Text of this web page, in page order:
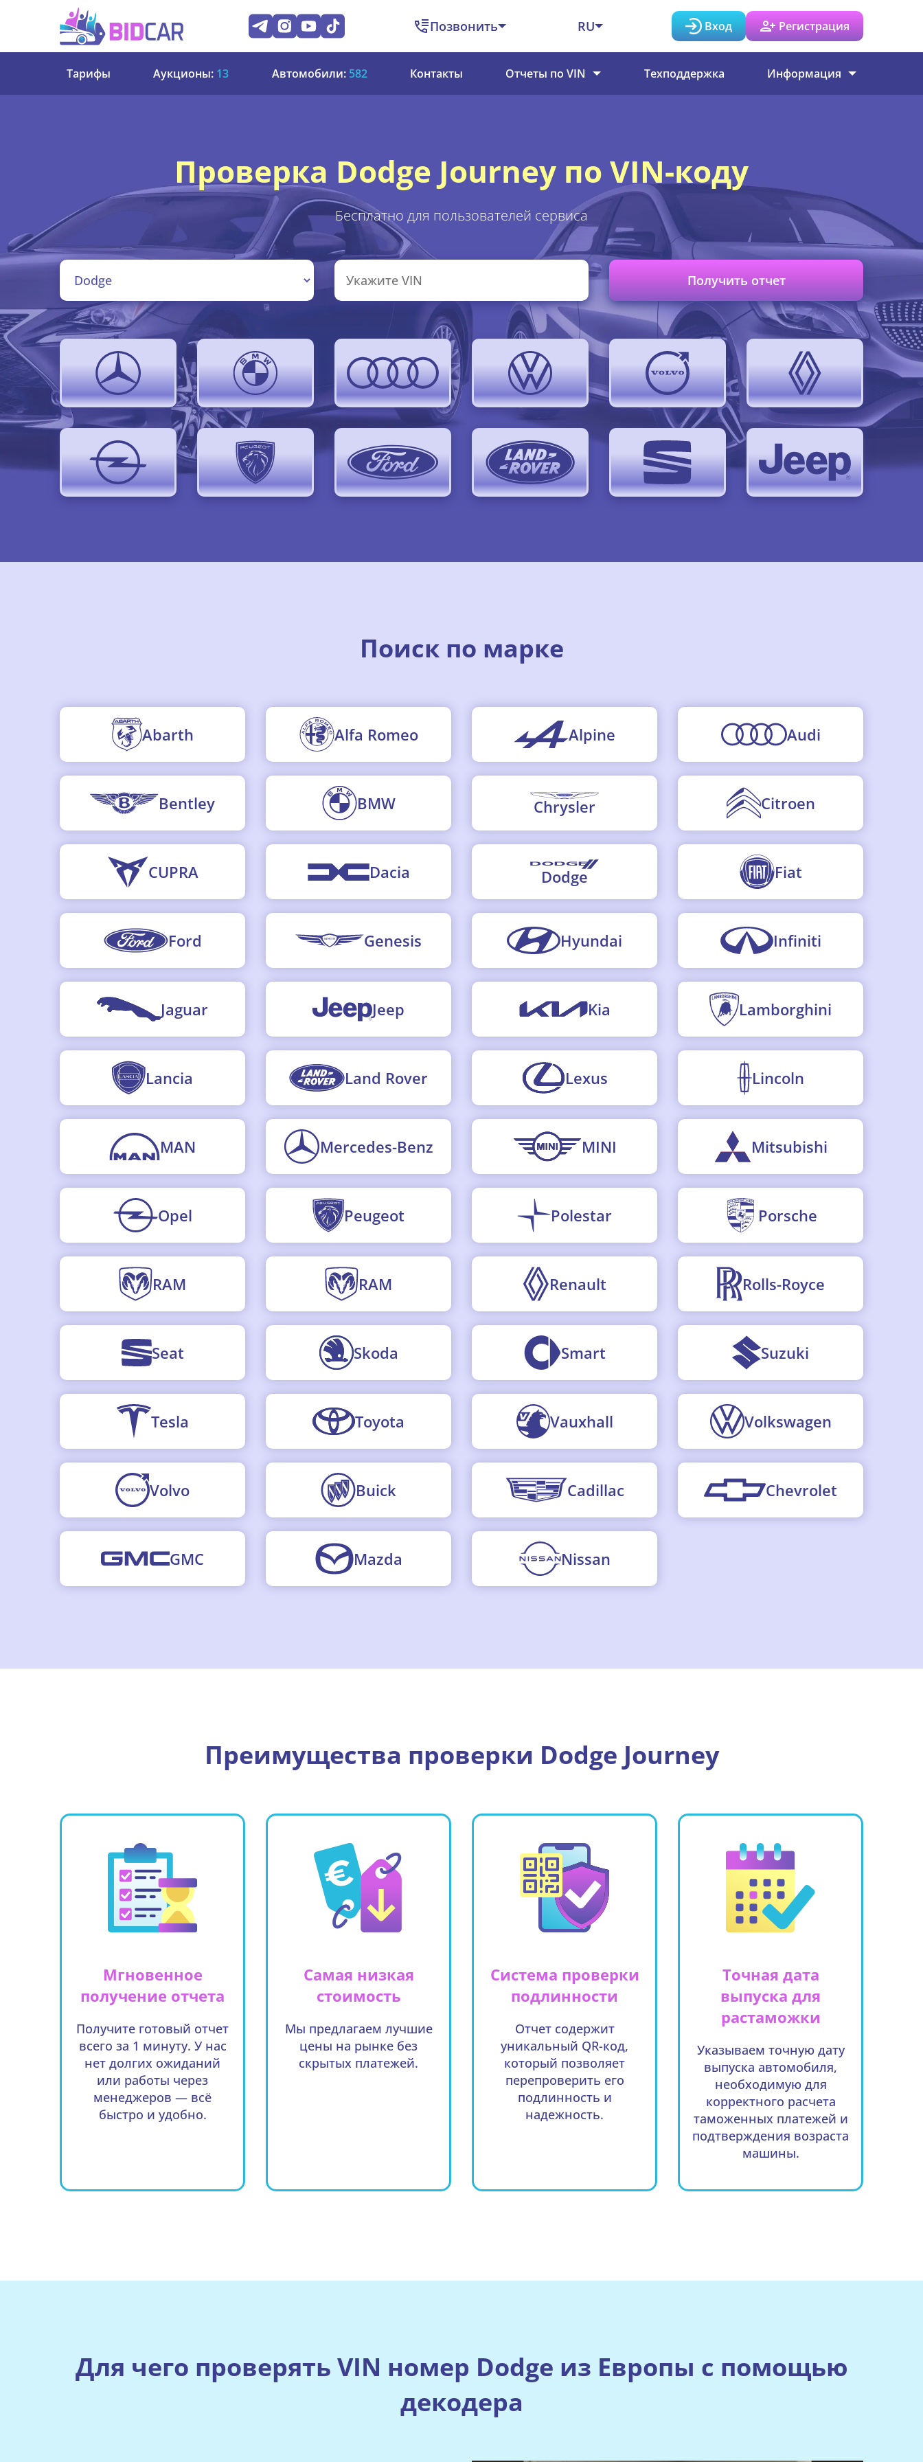
Позвонить RU Вход Регистрация
Тарифы Аукционы: 13 Автомобили: 582 Контакты Отчеты по VIN Техподдержка Информация
Проверка Dodge Journey по VIN-коду
Бесплатно для пользователей сервиса
Получить отчет
Поиск по марке
Abarth Alfa Romeo Alpine Audi
Bentley BMW Chrysler Citroen
CUPRA Dacia Dodge Fiat
Ford Genesis Hyundai Infiniti
Jaguar Jeep Kia Lamborghini
Lancia Land Rover Lexus Lincoln
MAN Mercedes-Benz MINI Mitsubishi
Opel Peugeot Polestar Porsche
RAM RAM Renault Rolls-Royce
Seat Skoda Smart Suzuki
Tesla Toyota Vauxhall Volkswagen
Volvo Buick Cadillac Chevrolet
GMC Mazda Nissan
Преимущества проверки Dodge Journey
Мгновенное
получение отчета
Получите готовый отчет
всего за 1 минуту. У нас
нет долгих ожиданий
или работы через
менеджеров — всё
быстро и удобно.
Самая низкая
стоимость
Мы предлагаем лучшие
цены на рынке без
скрытых платежей.
Система проверки
подлинности
Отчет содержит
уникальный QR-код,
который позволяет
перепроверить его
подлинность и
надежность.
Точная дата
выпуска для
растаможки
Указываем точную дату
выпуска автомобиля,
необходимую для
корректного расчета
таможенных платежей и
подтверждения возраста
машины.
Для чего проверять VIN номер Dodge из Европы с помощью
декодера